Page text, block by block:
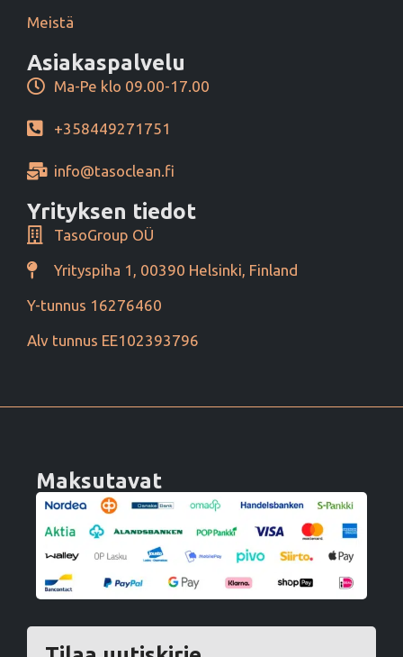
Meistä
Asiakaspalvelu
Ma-Pe klo 09.00-17.00
+358449271751
info@tasoclean.fi
Yrityksen tiedot
TasoGroup OÜ
Yrityspiha 1, 00390 Helsinki, Finland
Y-tunnus 16276460
Alv tunnus EE102393796
Maksutavat